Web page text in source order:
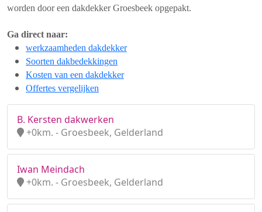
worden door een dakdekker Groesbeek opgepakt.
Ga direct naar:
werkzaamheden dakdekker
Soorten dakbedekkingen
Kosten van een dakdekker
Offertes vergelijken
B. Kersten dakwerken
+0km. - Groesbeek, Gelderland
Iwan Meindach
+0km. - Groesbeek, Gelderland